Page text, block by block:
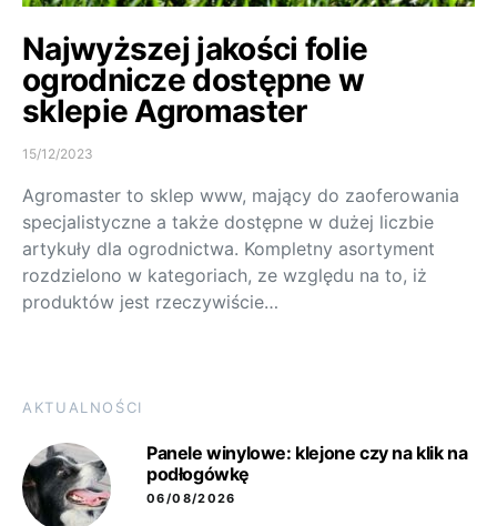
Najwyższej jakości folie
ogrodnicze dostępne w
sklepie Agromaster
15/12/2023
Agromaster to sklep www, mający do zaoferowania
specjalistyczne a także dostępne w dużej liczbie
artykuły dla ogrodnictwa. Kompletny asortyment
rozdzielono w kategoriach, ze względu na to, iż
produktów jest rzeczywiście…
AKTUALNOŚCI
Panele winylowe: klejone czy na klik na
podłogówkę
06/08/2026